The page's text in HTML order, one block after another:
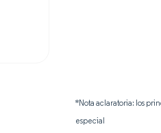
*Nota aclaratoria: los
especial